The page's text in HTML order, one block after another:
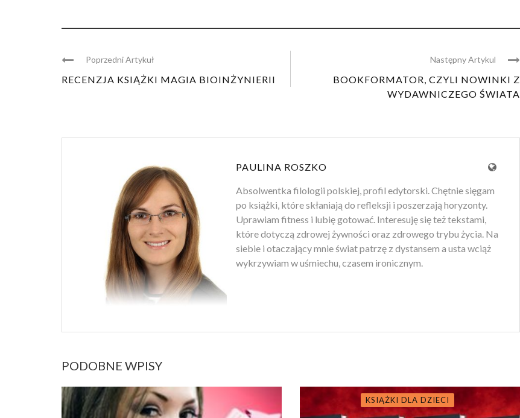
Poprzedni Artykuł
RECENZJA KSIĄŻKI MAGIA BIOINŻYNIERII
Następny Artykul
BOOKFORMATOR, CZYLI NOWINKI Z
WYDAWNICZEGO ŚWIATA
PAULINA ROSZKO
Absolwentka filologii polskiej, profil edytorski. Chętnie sięgam
po książki, które skłaniają do refleksji i poszerzają horyzonty.
Uprawiam fitness i lubię gotować. Interesuję się też tekstami,
które dotyczą zdrowej żywności oraz zdrowego trybu życia. Na
siebie i otaczający mnie świat patrzę z dystansem a usta wciąż
wykrzywiam w uśmiechu, czasem ironicznym.
PODOBNE WPISY
KSIĄŻKI DLA DZIECI